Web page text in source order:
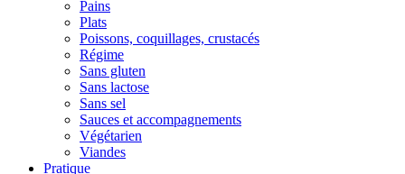
Pains
Plats
Poissons, coquillages, crustacés
Régime
Sans gluten
Sans lactose
Sans sel
Sauces et accompagnements
Végétarien
Viandes
Pratique